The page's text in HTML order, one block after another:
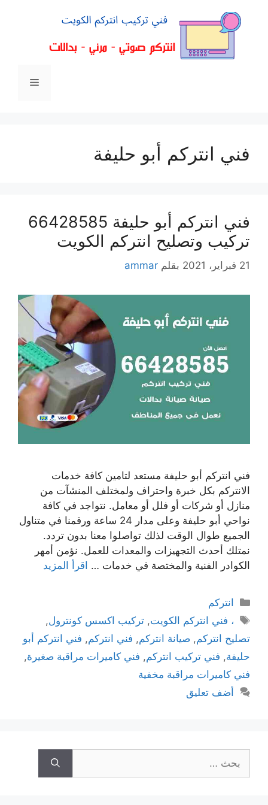
فني انتركم أبو حليفة
فني انتركم أبو حليفة 66428585
تركيب وتصليح انتركم الكويت
21 فبراير، 2021 بقلم ammar
فني انتركم أبو حليفة مستعد لتامين كافة خدمات
الانتركم بكل خبرة واحتراف ولمختلف المنشآت من
منازل أو شركات أو فلل أو معامل. نتواجد في كافة
نواحي أبو حليفة وعلى مدار 24 ساعة ورقمنا في متناول
الجميع طوال الوقت لذلك تواصلوا معنا بدون تردد.
نمتلك أحدث التجهيزات والمعدات للعمل. نؤمن أمهر
الكوادر الفنية والمختصة في خدمات … اقرأ المزيد
انتركم
، فني انتركم الكويت,تركيب اكسس كونترول,
تصليح انتركم, صيانة انتركم, فني انتركم, فني انتركم أبو
حليفة, فني تركيب انتركم, فني كاميرات مراقبة صغيرة,
فني كاميرات مراقبة مخفية
أضف تعليق